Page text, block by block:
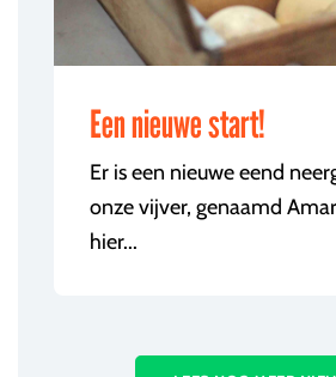
Een nieuwe start!
Er is een nieuwe eend
onze vijver, genaamd
hier...